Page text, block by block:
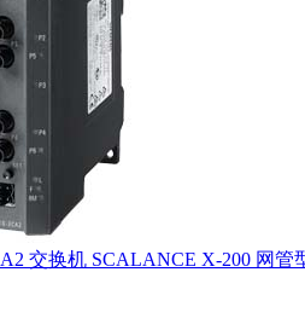
交换机 SCALANCE X-200 网管